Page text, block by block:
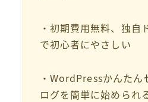
・初期費用無料、独自
で初心者にやさしい
・WordPressかんたん
ログを簡単に始められ